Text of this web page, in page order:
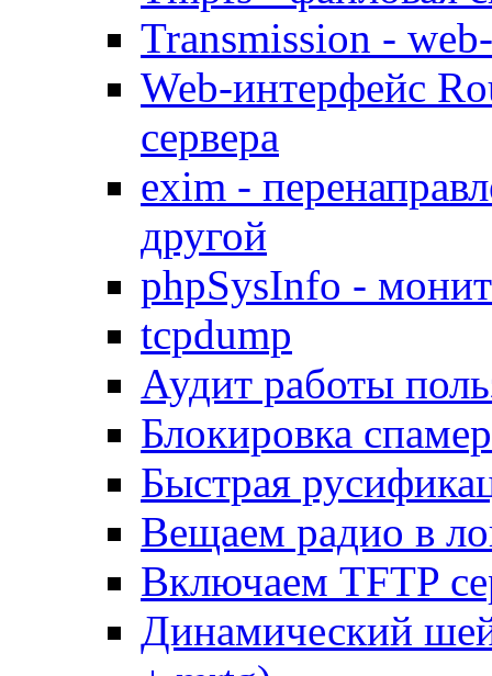
Transmission -
Web-интерфейс
сервера
exim -
другой
phpSysInfo -
tcpdump
Аудит работы
Блокировка
Быстрая
Вещаем радио в
Включаем TFTP
Динамический